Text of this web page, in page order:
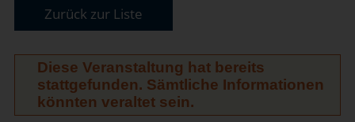
Zurück zur Liste
Diese Veranstaltung hat bereits
stattgefunden. Sämtliche Informationen
könnten veraltet sein.